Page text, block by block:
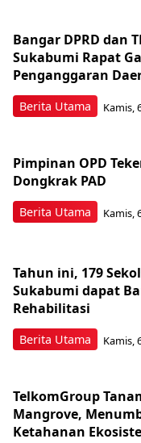
Berita Utama
Bangar DPRD dan
Sukabumi Rapat
Penganggaran
Kamis,
Berita Utama
Pimpinan OPD
Dongkrak PAD
Kamis,
Berita Utama
Tahun ini, 179
Sukabumi dapat
Rehabilitasi
Kamis,
TelkomGroup
Mangrove,
Ketahanan